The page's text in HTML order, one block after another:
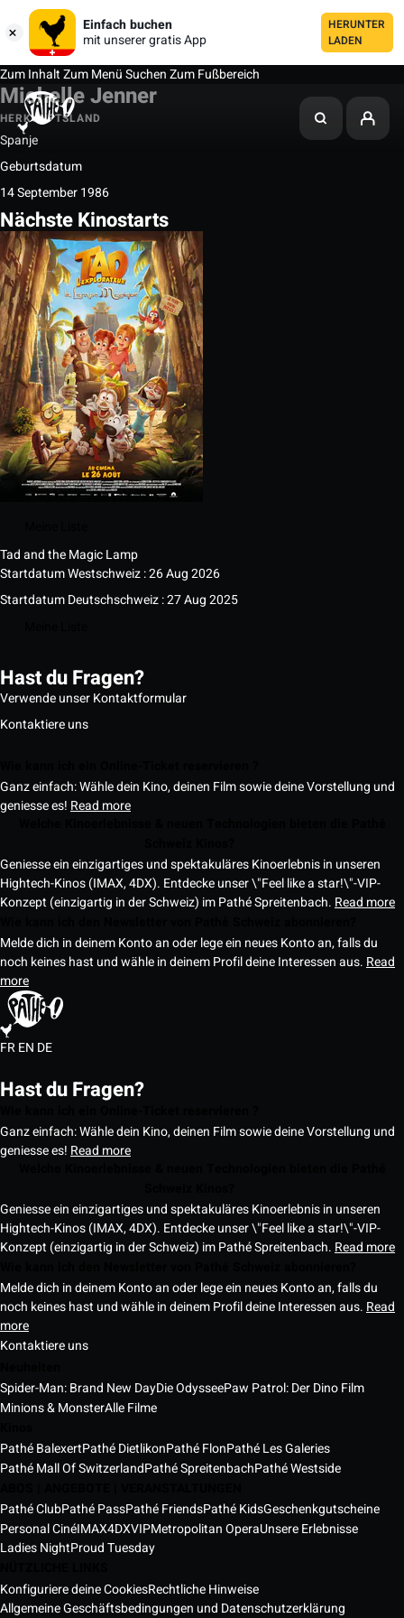
Einfach buchen
mit unserer gratis App
HERUNTER
LADEN
Zum InhaltZum MenüSuchenZum Fußbereich
Michelle Jenner
HERKUNFTSLAND
Spanje
Geburtsdatum
14 September 1986
Nächste Kinostarts
Tad and the Magic Lamp
Startdatum Westschweiz : 26 Aug 2026
Startdatum Deutschschweiz : 27 Aug 2025
Hast du Fragen?
Verwende unser Kontaktformular
Kontaktiere uns
Ganz einfach: Wähle dein Kino, deinen Film sowie deine Vorstellung und
geniesse es! Read more
Geniesse ein einzigartiges und spektakuläres Kinoerlebnis in unseren
Hightech-Kinos (IMAX, 4DX). Entdecke unser \"Feel like a star!\"-VIP-
Konzept (einzigartig in der Schweiz) im Pathé Spreitenbach. Read more
Melde dich in deinem Konto an oder lege ein neues Konto an, falls du
noch keines hast und wähle in deinem Profil deine Interessen aus. Read
more
FREN DE
Hast du Fragen?
Ganz einfach: Wähle dein Kino, deinen Film sowie deine Vorstellung und
geniesse es! Read more
Geniesse ein einzigartiges und spektakuläres Kinoerlebnis in unseren
Hightech-Kinos (IMAX, 4DX). Entdecke unser \"Feel like a star!\"-VIP-
Konzept (einzigartig in der Schweiz) im Pathé Spreitenbach. Read more
Melde dich in deinem Konto an oder lege ein neues Konto an, falls du
noch keines hast und wähle in deinem Profil deine Interessen aus. Read
more
Kontaktiere uns
Spider-Man: Brand New DayDie OdysseePaw Patrol: Der Dino Film
Minions & MonsterAlle Filme
Pathé BalexertPathé DietlikonPathé FlonPathé Les Galeries
Pathé Mall Of SwitzerlandPathé SpreitenbachPathé Westside
Pathé ClubPathé PassPathé FriendsPathé KidsGeschenkgutscheine
Personal CinéIMAX4DXVIPMetropolitan OperaUnsere Erlebnisse
Ladies NightProud Tuesday
Konfiguriere deine CookiesRechtliche Hinweise
Allgemeine Geschäftsbedingungen und Datenschutzerklärung